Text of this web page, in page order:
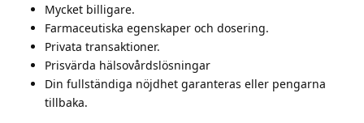
Mycket billigare.
Farmaceutiska egenskaper och dosering.
Privata transaktioner.
Prisvärda hälsovårdslösningar
Din fullständiga nöjdhet garanteras eller pengarna
tillbaka.